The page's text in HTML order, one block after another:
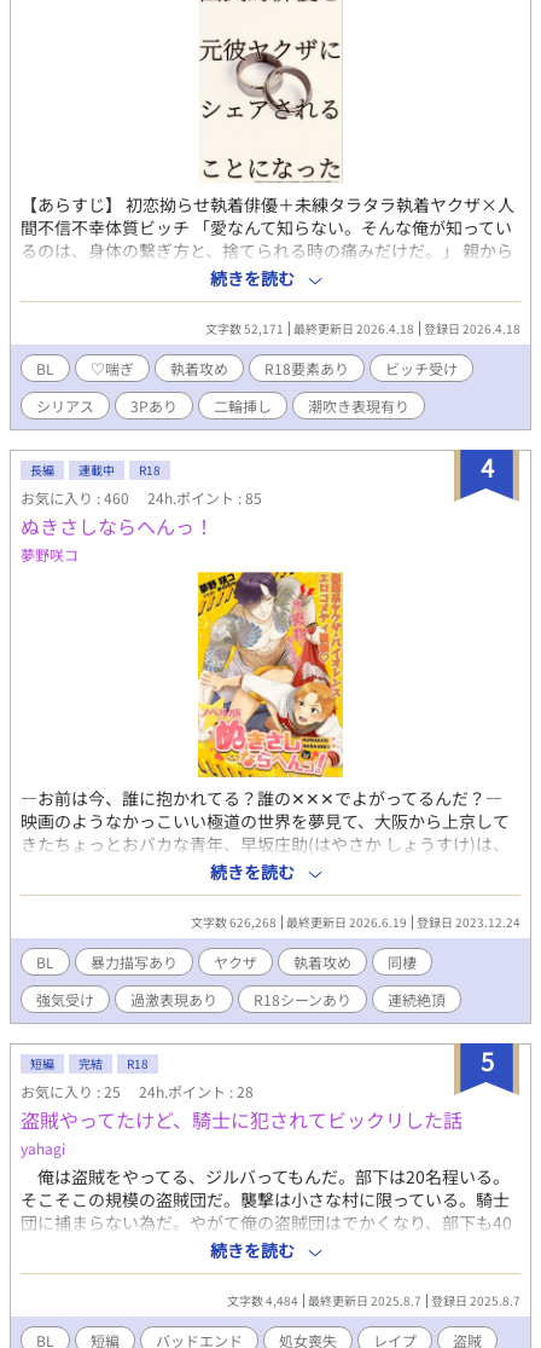
【あらすじ】 初恋拗らせ執着俳優＋未練タラタラ執着ヤクザ×人
間不信不幸体質ビッチ 「愛なんて知らない。そんな俺が知ってい
るのは、身体の繋ぎ方と、捨てられる時の痛みだけだ。」 親から
の虐待、養護施設での性被害を過去に持ち、金稼ぎの為に数多の
男たちを渡り歩く倫理観ゼロビッチ、如月凛太（きさらぎりん
た）の人生は、常に愛情に飢えていた。 『何回か抱いてやっただ
けで恋人面すんな。 お前なんて、誰かの一番になんてなれねぇ。
一生都合のいいだけの穴として生きてくんだよ！』 元カレから受
けた呪いを胸に、今夜も凛太は新しい獲物を探して高級バーで狩
りをする。 そこで出会ったのは、人気絶頂の国民的俳優、瀬名蓮
(せなれん)。 「嘘だけで塗り固めた、最高に綺麗な夜を過ごそう
か。」 そんな甘い誘いに乗り、ホテルで熱い口づけを交わした瞬
間、最悪の再会が訪れる。 「俺のシマで、えらい派手に稼いでる
みたいやなぁ、リンちゃん♡」 そこに現れたのは、3年前、凛太
の浮気が原因で酷い別れ方をしたヤクザの元カレ・鮫島竜生(さめ
じまたつき)だった。その後、地獄のような展開に発展し、救いよ
うのない過去を背負った不幸ビッチが二人の執着男と共に堕ちて
いく、究極共依存どろどろラブストーリー。 －－－－－－－－－
－－－－－－ ⚠️注意⚠️ ※がっつりR-18【♡濁点喘ぎ、3P、無理
矢理、潮噴き、二輪刺し、結腸責め、根性焼き等の微暴力表現あ
り】 ※人によってはメリバ？ハピエン？です ※受けが虐待や性被
害にあう表現あり ※攻め'sがとにかく執着型。執念が恐ろしい ※
続きを読む
文字数 52,171 最終更新日 2026.4.18 登録日 2026.4.18
BL ♡喘ぎ 執着攻め R18要素あり
ビッチ受け
シリアス
3Pあり 二輪挿し 潮吹き表現有り
4
長編 連載中 R18
お気に入り : 460 24h.ポイント : 85
ぬきさしならへんっ！
夢野咲コ
―お前は今、誰に抱かれてる？誰の✕✕✕でよがってるんだ？―
映画のようなかっこいい極道の世界を夢見て、大阪から上京して
きたちょっとおバカな青年、早坂庄助(はやさか しょうすけ)は、
美形だけど風変わりなヤクザの遠藤景虎(えんどう かげとら)とル
ームシェアすることに。 〈第一幕〉 ある出来事がきっかけで、庄
助は景虎に無理矢理手籠めにされてしまう。 犯されて蕩かされて
噛みつかれて果てて。 ケモノみたいなセックスに、身も心も尊厳
もドロドロっ♡ 〈第二幕〉 景虎の対等な相棒になりたい庄助は、
本格的なヤクザになるために奮闘するが……!? 強い男になるはず
の庄助が、やんちゃな子猫ちゃんになっちゃう!? 〈第三幕〉 庄助
の憧れの幼なじみだという静流が突然現れて、景虎の独占欲は最
高潮に。 二人を取り巻くヤクザたちの陰謀に、庄助も大ピンチ!?
〈第四幕〉 薬物“タイガー・リリー”を巡り、彼らを取り巻く因縁
の糸が絡み合う！ お互いを想い合うゆえにすれ違う二人は、最高
のパートナーになれるのか？ 〈第五幕〉 過去の因縁に決着をつけ
る景虎、囚われの庄助。 離れ離れの二人は、暴力と愛の果てにま
た出会い、何を見るのか？ 男たちの執念と色気香る第五幕、開
帳！ 凸凹猛獣コンビが織りなす、クスッと笑えてちょっぴりアン
グラな、ぬきさしならないヤクザ・エロコメディ！ ※性描写のあ
る回には*マークがついています。 ■□■□ ご注意 ■□■□ ・本
作品は反社会的・猟奇的な表現を扱っている箇所がありますが、
あくまで作品としての表現であり、反社会的・猟奇的行為を推奨
する意図はありません。 ・本作第一幕は、「ボイスドラマ版:ぬき
さしならへんっ〜下っ端ヤクザア♂ル開発記〜」のシナリオをノ
続きを読む
文字数 626,268 最終更新日 2026.6.19 登録日 2023.12.24
BL 暴力描写あり ヤクザ 執着攻め
同棲
強気受け
過激表現あり R18シーンあり 連続絶頂
5
短編 完結 R18
お気に入り : 25 24h.ポイント : 28
盗賊やってたけど、騎士に犯されてビックリした話
yahagi
俺は盗賊をやってる、ジルバってもんだ。部下は20名程いる。
そこそこの規模の盗賊団だ。襲撃は小さな村に限っている。騎士
団に捕まらない為だ。やがて俺の盗賊団はでかくなり、部下も40
名に増えた。ある時部下が女を攫って来た。俺は頭領の座を譲
り、逃げ出した。騎士に見つかった時は目の前が真っ暗になった
ものだが、女に匿って貰えた。しかし、執念深い騎士は俺を探し
当て、レイプする。※女性との性行為描写があります。※ムーン
ライトノベルズさんにも公開しています。
続きを読む
文字数 4,484 最終更新日 2025.8.7 登録日 2025.8.7
BL 短編 バッドエンド 処女喪失 レイプ 盗賊